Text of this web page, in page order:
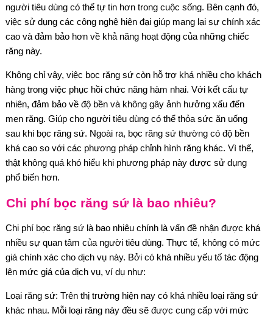
người tiêu dùng có thể tự tin hơn trong cuộc sống. Bên cạnh đó,
việc sử dụng các công nghệ hiện đại giúp mang lại sự chính xác
cao và đảm bảo hơn về khả năng hoạt động của những chiếc
răng này.
Không chỉ vậy, việc bọc răng sứ còn hỗ trợ khá nhiều cho khách
hàng trong việc phục hồi chức năng hàm nhai. Với kết cấu tự
nhiên, đảm bảo về độ bền và không gây ảnh hưởng xấu đến
men răng. Giúp cho người tiêu dùng có thể thỏa sức ăn uống
sau khi bọc răng sứ. Ngoài ra, bọc răng sứ thường có độ bền
khá cao so với các phương pháp chỉnh hình răng khác. Vì thế,
thật không quá khó hiểu khi phương pháp này được sử dụng
phổ biến hơn.
Chi phí bọc răng sứ là bao nhiêu?
Chi phí bọc răng sứ là bao nhiêu chính là vấn đề nhận được khá
nhiều sự quan tâm của người tiêu dùng. Thực tế, không có mức
giá chính xác cho dịch vụ này. Bởi có khá nhiều yếu tố tác động
lên mức giá của dịch vụ, ví dụ như:
Loại răng sứ: Trên thị trường hiện nay có khá nhiều loại răng sứ
khác nhau. Mỗi loại răng này đều sẽ được cung cấp với mức